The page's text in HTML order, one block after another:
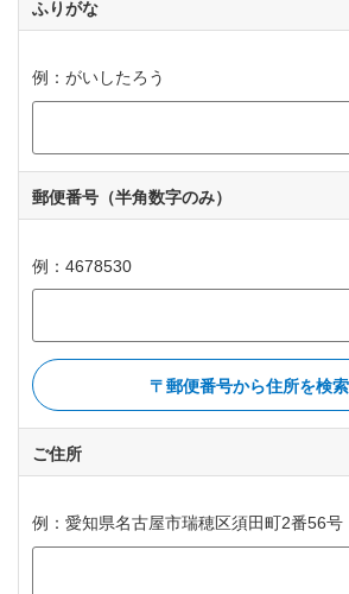
ふりがな
ひらがなで入力してください
例：がいしたろう
郵便番号 （半角数字のみ）
例：4678530
郵便番号から住所を検
ご住所
例：愛知県名古屋市瑞穂区須田町2番56号